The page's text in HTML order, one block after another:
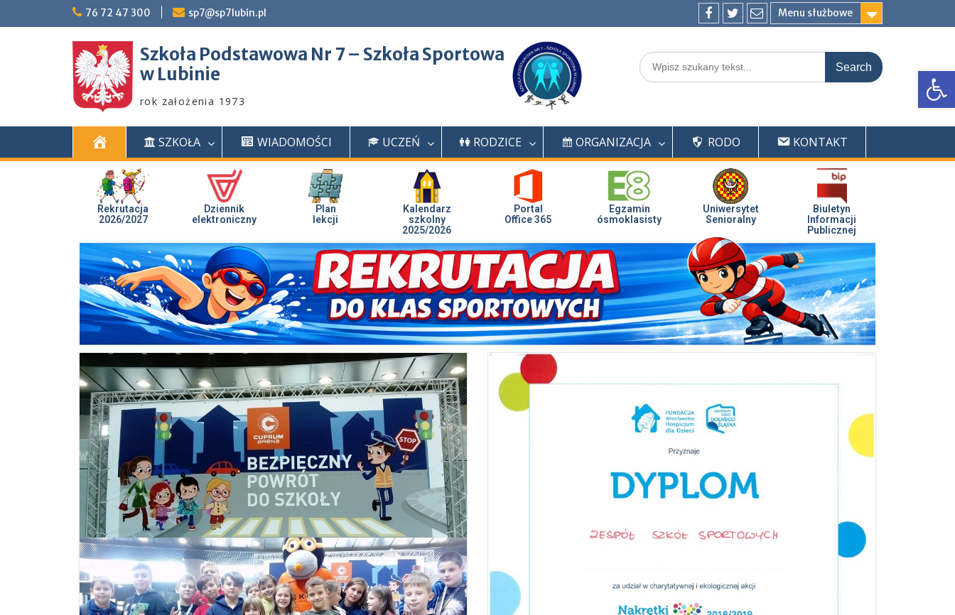
76 72 47 300 sp7@sp7lubin.pl Menu służbowe
Szkoła Podstawowa Nr 7 – Szkoła Sportowa
w Lubinie
rok założenia 1973
t
a
r
t
SZKOŁA WIADOMOŚCI UCZEŃ RODZICE ORGANIZACJA RODO KONTAKT
Rekrutacja
2026/2027
Dziennik
elektroniczny
Plan
lekcji
Kalendarz
szkolny
2025/2026
Portal
Office 365
Egzamin
ósmoklasisty
Uniwersytet
Senioralny
Biuletyn
Informacji
Publicznej